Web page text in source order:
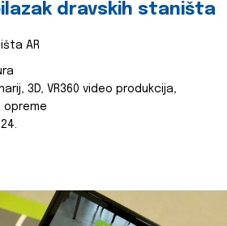
dravskih staništa
AR
3D, VR360 video produkcija,
opreme